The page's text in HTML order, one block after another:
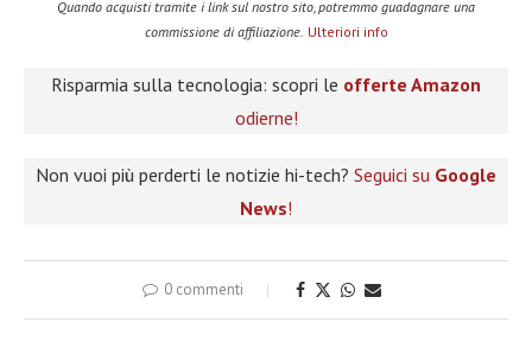
Quando acquisti tramite i link sul nostro sito, potremmo guadagnare una
commissione di affiliazione. Ulteriori info
Risparmia sulla tecnologia: scopri le offerte Amazon
odierne!
Non vuoi più perderti le notizie hi-tech? Seguici su Google
News!
0 commenti